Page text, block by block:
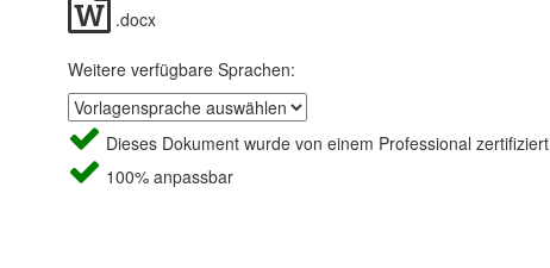
.docx
Weitere verfügbare Sprachen:
Dieses Dokument wurde von einem Professional zertifiziert
100% anpassbar